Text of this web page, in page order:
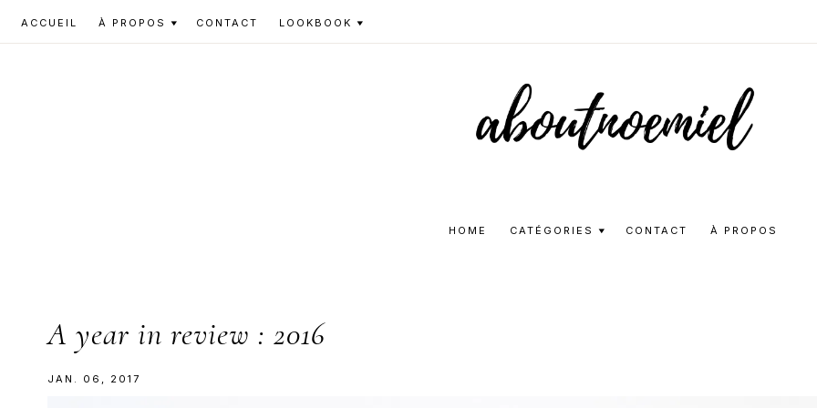
to
to
ACCUEIL À PROPOS CONTACT LOOKBOOK
Aboutnoemiel
Fashion
HOME CATÉGORIES CONTACT À PROPOS
A year in review : 2016
JAN. 06, 2017